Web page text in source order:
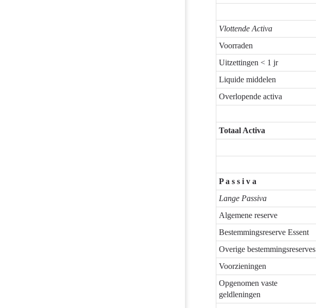
Vlottende Activa
Voorraden
Uitzettingen < 1 jr
Liquide middelen
Overlopende activa
Totaal Activa
P a s s i v a
Lange Passiva
Algemene reserve
Bestemmingsreserve Essent
Overige bestemmingsreserves
Voorzieningen
Opgenomen vaste
geldleningen